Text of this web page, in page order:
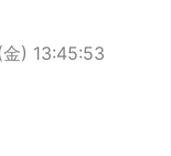
) 13:45:53